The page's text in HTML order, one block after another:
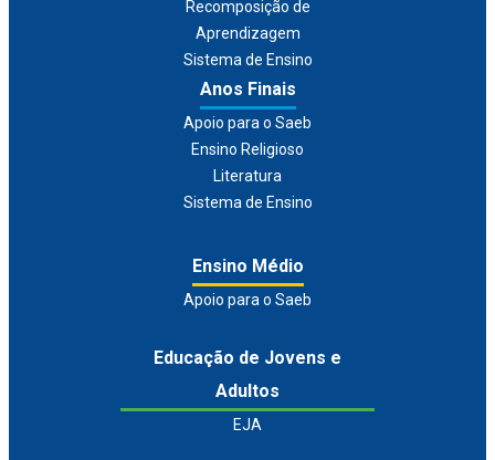
Recomposição de
Aprendizagem
Sistema de Ensino
Anos Finais
Apoio para o Saeb
Ensino Religioso
Literatura
Sistema de Ensino
Ensino Médio
Apoio para o Saeb
Educação de Jovens e
Adultos
EJA